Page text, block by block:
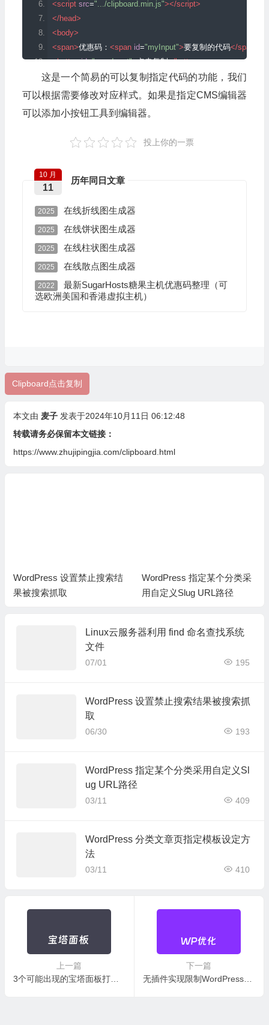
<script src=".../clipboard.min.js"></script>
</head>
<body>
<span>优惠码： <span id="myInput">要复制的代码</span></
<button id="copyInput">点击复制</button>
<script>
new ClipboardJS('#copyInput', {
return document.getElementById
'success', function(
{
   e
clearSelection();
}).
    alert
('Error!');
});
</script>
</body>
</html>
这是一个简易的可以复制指定代码的功能，我们
可以根据需要修改对应样式。如果是指定CMS编辑器
可以添加小按钮工具到编辑器。
投上你的一票
历年同日文章
10 月
11
2025 在线折线图生成器
2025 在线饼状图生成器
2025 在线柱状图生成器
2025 在线散点图生成器
2022
最新SugarHosts糖果主机优惠码整理（可
选欧洲美国和香港虚拟主机）
Clipboard点击复制
本文由 麦子 发表于2024年10月11日 06:12:48
转载请务必保留本文链接：
https://www.zhujipingjia.com/clipboard.html
WordPress 设置禁止搜索结
果被搜索抓取
WordPress 指定某个分类采
用自定义Slug URL路径
Linux云服务器利用 find 命名查找系统
文件
07/01 195
WordPress 设置禁止搜索结果被搜索抓
取
06/30 193
WordPress 指定某个分类采用自定义Sl
ug URL路径
03/11 409
WordPress 分类文章页指定模板设定方
法
03/11 410
上一篇
3个可能出现的宝塔面板打不开问题及解决策略
下一篇
无插件实现限制WordPress用户重复评论间隔时间